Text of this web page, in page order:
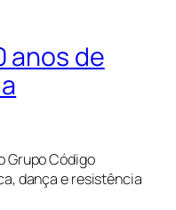
anos de
Grupo Código
dança e resistência